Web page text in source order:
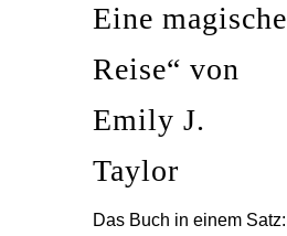
Eine magische
Reise“ von
Emily J.
Taylor
Das Buch in einem Satz: